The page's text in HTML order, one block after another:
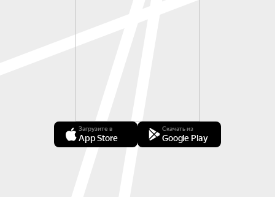
Загрузите в
App Store
Скачать из
Google Play